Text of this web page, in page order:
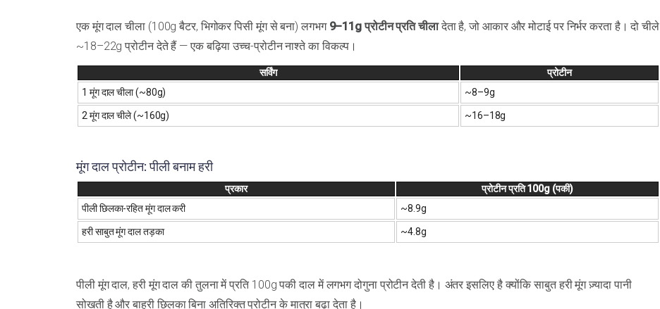
एक मूंग दाल चीला (100g बैटर, भिगोकर पिसी मूंग से बना) लगभग 9–11g प्रोटीन प्रति चीलादेता है, जो आकार और मोटाई पर निर्भर करता है। दो चीले
~18–22g प्रोटीन देते हैं — एक बढ़िया उच्च-प्रोटीन नाश्ते का विकल्प।
सर्विंग
प्रोटीन
1 मूंग दाल चीला (~80g)
~8–9g
2 मूंग दाल चीले (~160g) ~16–18g
मूंग दाल प्रोटीन: पीली बनाम हरी
प्रकार
प्रोटीन प्रति 100g (पकी)
पीली छिलका-रहित मूंग दाल करी
~8.9g
हरी साबुत मूंग दाल तड़का ~4.8g
पीली मूंग दाल, हरी मूंग दाल की तुलना में प्रति 100g पकी दाल में लगभग दोगुना प्रोटीन देती है। अंतर इसलिए है क्योंकि साबुत हरी मूंग ज़्यादा पानी
सोखती है और बाहरी छिलका बिना अतिरिक्त प्रोटीन के मात्रा बढ़ा देता है।